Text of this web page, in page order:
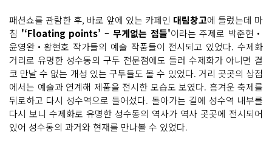
패션쇼를 관람한 후, 바로 앞에 있는 카페인 대림창고에 들렀는데 마
침 '‘Floating points’ – 무게없는 점들'이라는 주제로 박준현‧
윤영완‧황현호 작가들의 예술 작품들이 전시되고 있었다. 수제화
거리로 유명한 성수동의 구두 전문점에도 들러 수제화가 아니면 결
코 만날 수 없는 개성 있는 구두들도 볼 수 있었다. 거리 곳곳의 상점
에서는 예술과 연계해 제품을 전시한 모습도 보였다. 흥겨운 축제를
뒤로하고 다시 성수역으로 들어섰다. 돌아가는 길에 성수역 내부를
다시 보니 수제화로 유명한 성수동의 역사가 역사 곳곳에 전시되어
있어 성수동의 과거와 현재를 만나볼 수 있었다.